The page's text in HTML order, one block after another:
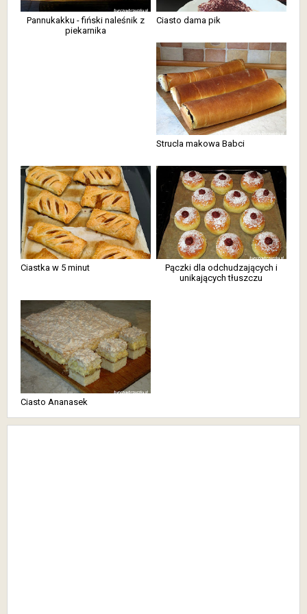
Pannukakku - fiński naleśnik z
piekarnika
Ciasto dama pik
Strucla makowa Babci
Ciastka w 5 minut
Pączki dla odchudzających i
unikających tłuszczu
Ciasto Ananasek